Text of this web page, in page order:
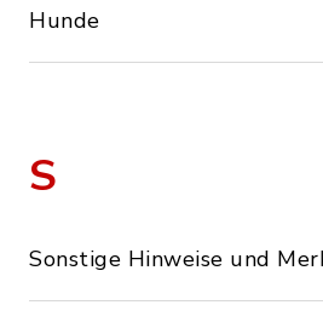
Hunde
S
Sonstige Hinweise und